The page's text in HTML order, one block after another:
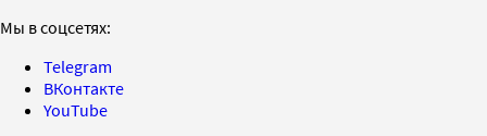
Мы в соцсетях:
Telegram
ВКонтакте
YouTube